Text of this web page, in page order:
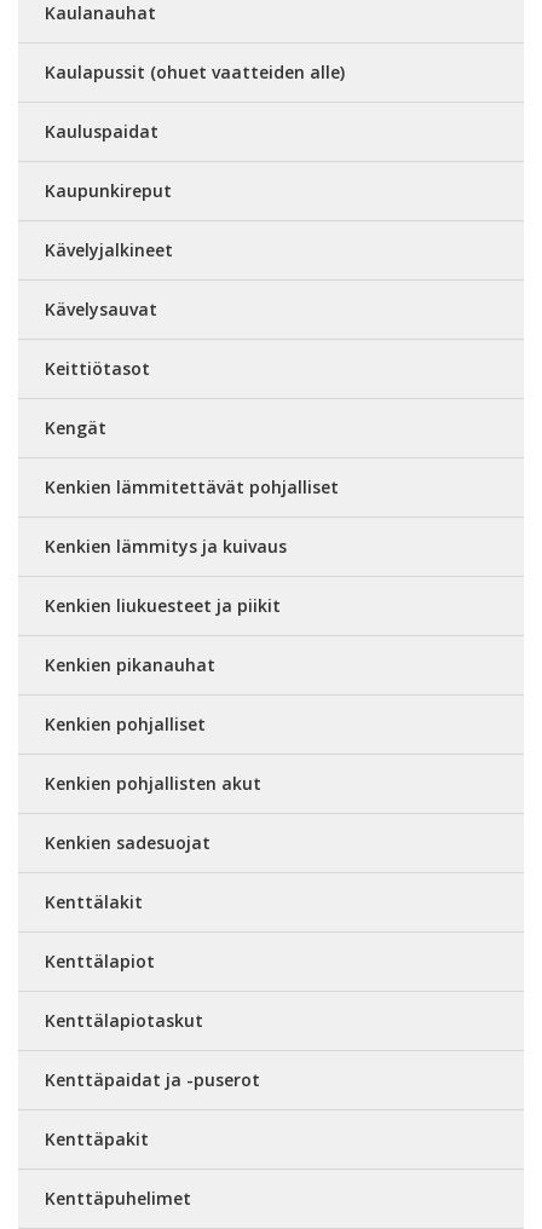
Kaulanauhat
Kaulapussit (ohuet vaatteiden alle)
Kauluspaidat
Kaupunkireput
Kävelyjalkineet
Kävelysauvat
Keittiötasot
Kengät
Kenkien lämmitettävät pohjalliset
Kenkien lämmitys ja kuivaus
Kenkien liukuesteet ja piikit
Kenkien pikanauhat
Kenkien pohjalliset
Kenkien pohjallisten akut
Kenkien sadesuojat
Kenttälakit
Kenttälapiot
Kenttälapiotaskut
Kenttäpaidat ja -puserot
Kenttäpakit
Kenttäpuhelimet